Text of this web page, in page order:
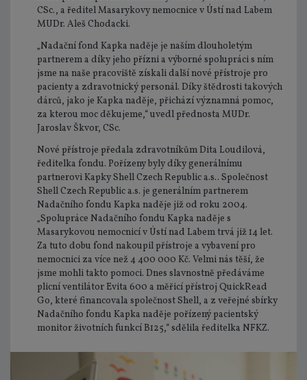
CSc., a ředitel Masarykovy nemocnice v Ústí nad Labem
MUDr. Aleš Chodacki.
„Nadační fond Kapka naděje je naším dlouholetým
partnerem a díky jeho přízni a výborné spolupráci s ním
jsme na naše pracoviště získali další nové přístroje pro
pacienty a zdravotnický personál. Díky štědrosti takových
dárců, jako je Kapka naděje, přichází významná pomoc,
za kterou moc děkujeme,“ uvedl přednosta MUDr.
Jaroslav Škvor, CSc.
Nové přístroje předala zdravotníkům Dita Loudilová,
ředitelka fondu. Pořízeny byly díky generálnímu
partnerovi Kapky Shell Czech Republic a.s.. Společnost
Shell Czech Republic a.s. je generálním partnerem
Nadačního fondu Kapka naděje již od roku 2004.
„Spolupráce Nadačního fondu Kapka naděje s
Masarykovou nemocnicí v Ústí nad Labem trvá již 14 let.
Za tuto dobu fond nakoupil přístroje a vybavení pro
nemocnici za více než 4 400 000 Kč. Velmi nás těší, že
jsme mohli takto pomoci. Dnes slavnostně předáváme
plicní ventilátor Evita 600 a měřicí přístroj QuickRead
Go, které financovala společnost Shell, a z veřejné sbírky
Nadačního fondu Kapka naděje pořízený pacientský
monitor životních funkcí B125,“ sdělila ředitelka NFKZ.